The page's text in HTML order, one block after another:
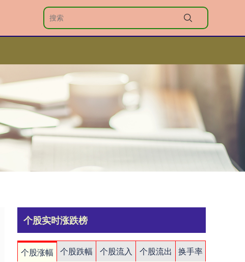
个股实时涨跌榜
个股涨幅 个股跌幅 个股流入 个股流出
换手率